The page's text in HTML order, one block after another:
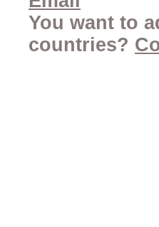
You want to
countries?